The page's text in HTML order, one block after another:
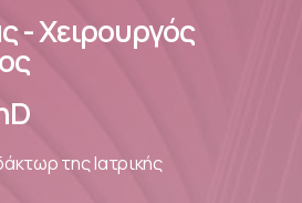
- Χειρουργός
της Ιατρικής